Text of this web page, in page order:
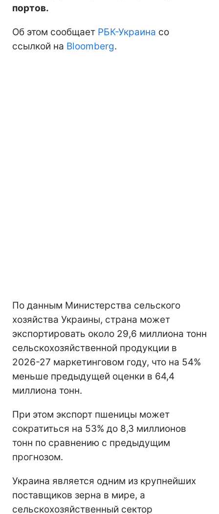
портов.
Об этом сообщает РБК-Украина со
ссылкой на Bloomberg.
По данным Министерства сельского
хозяйства Украины, страна может
экспортировать около 29,6 миллиона тонн
сельскохозяйственной продукции в
2026-27 маркетинговом году, что на 54%
меньше предыдущей оценки в 64,4
миллиона тонн.
При этом экспорт пшеницы может
сократиться на 53% до 8,3 миллионов
тонн по сравнению с предыдущим
прогнозом.
Украина является одним из крупнейших
поставщиков зерна в мире, а
сельскохозяйственный сектор